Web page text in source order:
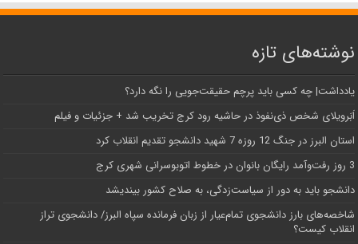
نوشته‌های تازه
یادداشت| ‌چه کسی باید پرچم حقیقت‌جویی را نگه دارد؟
اَبَر‌ویلای شخص ذی‌نفوذ در حاشیه‌ رود کرج تخریب شد + جزئیات و فیلم
استان البرز در جنگ 12 روزه 7 شهید دانشجو تقدیم انقلاب کرد
3 روز رفت‌وآمد رایگان بانوان در خطوط اتوبوسرانی شهری کرج
دانشجو باید به دور از سیاست‌زدگی، به صلاح کشور بیندیشد
شاخصه‌های بارز دانشجوی تمام‌عیار از زبان فرمانده سپاه البرز/ دانشجوی تراز
انقلاب کیست؟